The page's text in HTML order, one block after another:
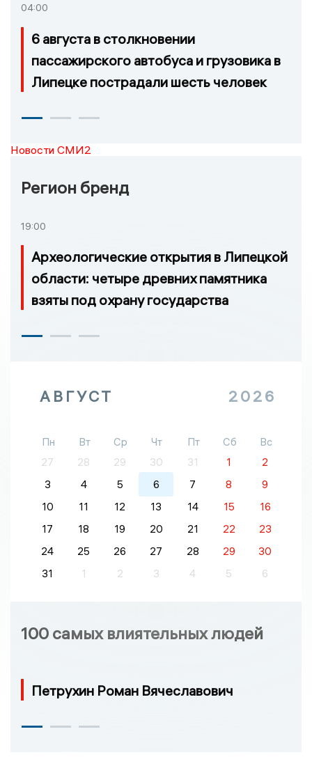
04:00
6 августа в столкновении
пассажирского автобуса и грузовика в
Липецке пострадали шесть человек
Новости СМИ2
Регион бренд
19:00
Археологические открытия в Липецкой
области: четыре древних памятника
взяты под охрану государства
АВГУСТ 2026
Пн Вт Ср Чт Пт Сб
Вс
27
28 29 30 31 1
2
3
4 5 6 7 8
9
10
11 12 13 14 15
16
17
18 19 20 21 22
23
24
25 26 27 28 29
30
31
1 2 3 4 5 6
100 самых влиятельных людей
Петрухин Роман Вячеславович